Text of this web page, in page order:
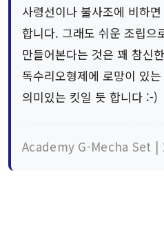
사령선이나 불사조에 비하
합니다. 그래도 쉬운 조립으
만들어본다는 것은 꽤 참신
독수리오형제에 로망이 있
의미있는 킷일 듯 합니다 :-)
Academy G-Mecha Set |